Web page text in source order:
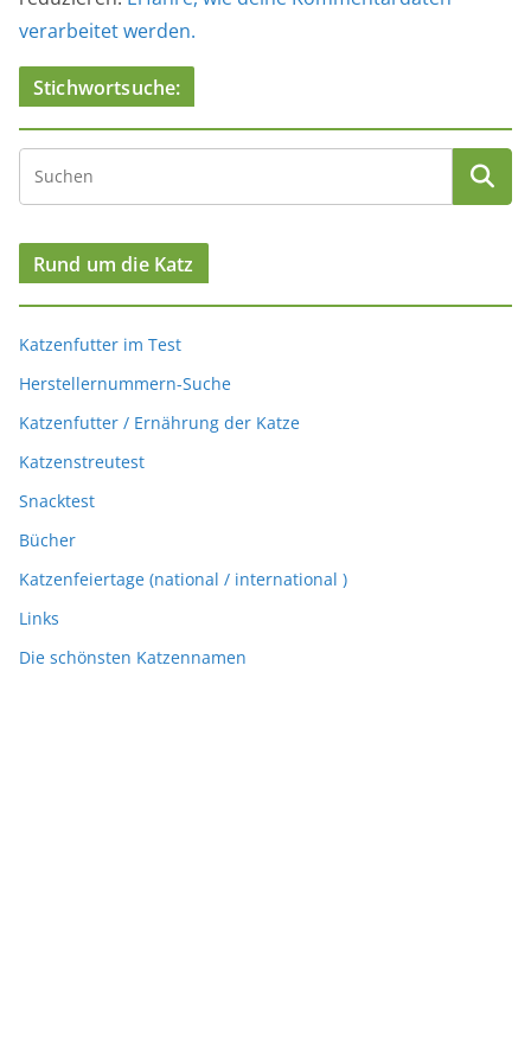
verarbeitet werden.
Stichwortsuche:
Rund um die Katz
Katzenfutter im Test
Herstellernummern-Suche
Katzenfutter / Ernährung der Katze
Katzenstreutest
Snacktest
Bücher
Katzenfeiertage (national / international )
Links
Die schönsten Katzennamen